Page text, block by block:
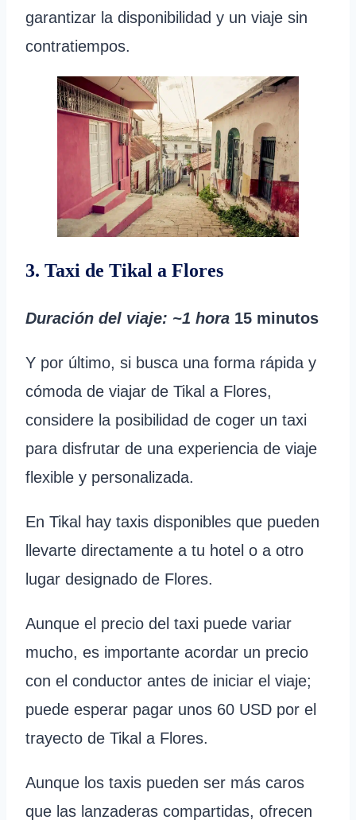
garantizar la disponibilidad y un viaje sin
contratiempos.
3. Taxi de Tikal a Flores
Duración del viaje: ~1 hora 15 minutos
Y por último, si busca una forma rápida y
cómoda de viajar de Tikal a Flores,
considere la posibilidad de coger un taxi
para disfrutar de una experiencia de viaje
flexible y personalizada.
En Tikal hay taxis disponibles que pueden
llevarte directamente a tu hotel o a otro
lugar designado de Flores.
Aunque el precio del taxi puede variar
mucho, es importante acordar un precio
con el conductor antes de iniciar el viaje;
puede esperar pagar unos 60 USD por el
trayecto de Tikal a Flores.
Aunque los taxis pueden ser más caros
que las lanzaderas compartidas, ofrecen